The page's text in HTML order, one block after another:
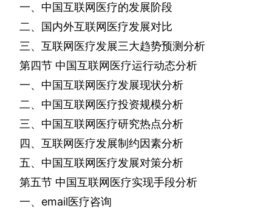
一、中国互联网医疗的发展阶段
二、国内外互联网医疗发展对比
三、互联网医疗发展三大趋势预测分析
第四节 中国互联网医疗运行动态分析
一、中国互联网医疗发展现状分析
二、中国互联网医疗投资规模分析
三、中国互联网医疗研究热点分析
四、互联网医疗发展制约因素分析
五、中国互联网医疗发展对策分析
第五节 中国互联网医疗实现手段分析
一、 email医疗咨询